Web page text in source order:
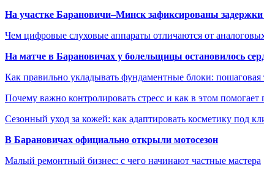
На участке Барановичи–Минск зафиксированы задержки
Чем цифровые слуховые аппараты отличаются от
На матче в Барановичах у болельщицы остановилось
Как правильно укладывать фундаментные блоки: пошаговая
Почему важно контролировать стресс и как в этом помогает
Сезонный уход за кожей: как адаптировать косметику под
В Барановичах официально открыли мотосезон
Малый ремонтный бизнес: с чего начинают частные мастера